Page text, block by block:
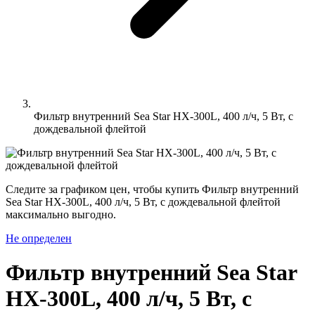
Фильтр внутренний Sea Star HX-300L, 400 л/ч, 5 Вт, с
дождевальной флейтой
Следите за графиком цен, чтобы купить Фильтр внутренний
Sea Star HX-300L, 400 л/ч, 5 Вт, с дождевальной флейтой
максимально выгодно.
Не определен
Фильтр внутренний Sea Star
HX-300L, 400 л/ч, 5 Вт, с